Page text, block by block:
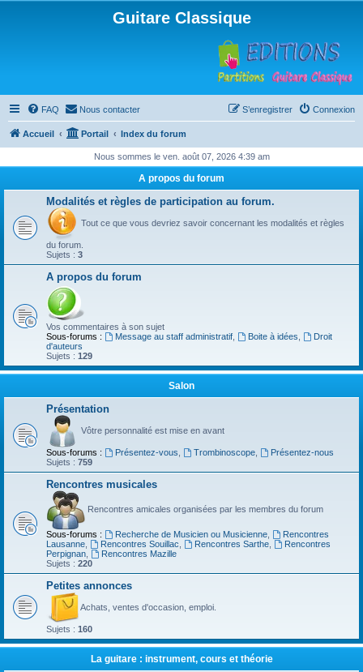
Guitare Classique
FAQ Nous contacter Connexion
S’enregistrer
Accueil Portail Index du forum
Nous sommes le ven. août 07, 2026 4:39 am
A propos du forum
Modalités et règles de participation au forum.
Tout ce que vous devriez savoir concernant les modalités et règles
du forum.
Sujets : 3
A propos du forum
Vos commentaires à son sujet
Sous-forums :
Message au staff administratif, Boite à idées
Droit
d'auteurs
Sujets : 129
Salon
Présentation
Vôtre personnalité est mise en avant
Sous-forums : Présentez-vous Trombinoscope,
Présentez-nous
Sujets : 759
Rencontres musicales
Rencontres amicales organisées par les membres du forum
Sous-forums : Recherche de Musicien ou Musicienne,
Rencontres
Lausanne
Rencontres Souillac Rencontres Sarthe,
Rencontres
Perpignan
Rencontres Mazille
Sujets : 220
Petites annonces
Achats, ventes d'occasion, emploi.
Sujets : 160
La guitare : instrument, cours et théorie